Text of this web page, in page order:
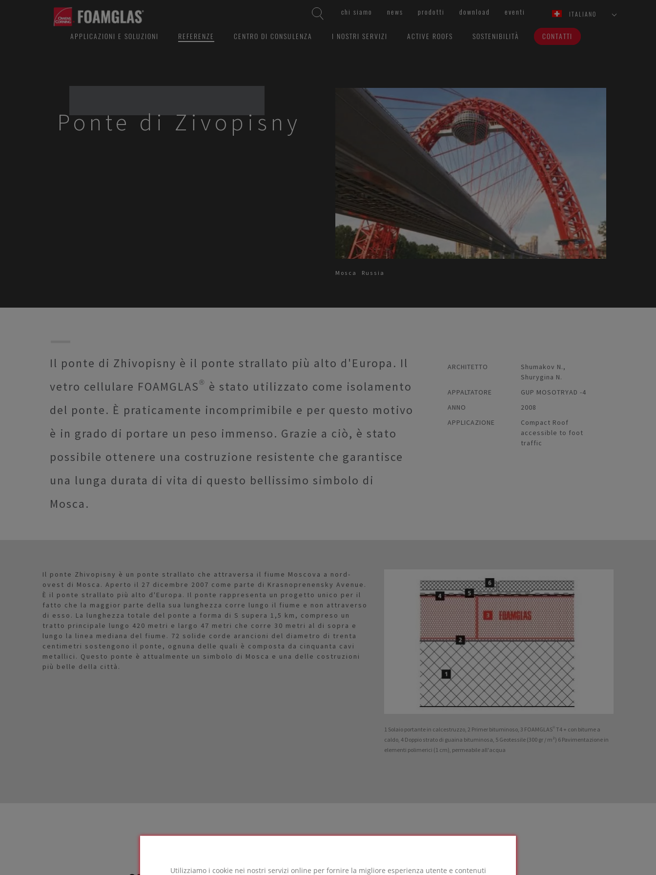
Utilizziamo i cookie nei nostri servizi online per fornire la migliore esperienza utente e contenuti
chi siamo news prodotti download eventi ITALIANO
APPLICAZIONI E SOLUZIONI REFERENZE CENTRO DI CONSULENZA I NOSTRI SERVIZI ACTIVE ROOFS SOSTENIBILITÀ CONTATTI
Ponte di Zivopisny
Mosca Russia
Il ponte di Zhivopisny è il ponte strallato più alto d'Europa. Il
vetro cellulare FOAMGLAS® è stato utilizzato come isolamento
del ponte. È praticamente incomprimibile e per questo motivo
è in grado di portare un peso immenso. Grazie a ciò, è stato
possibile ottenere una costruzione resistente che garantisce
una lunga durata di vita di questo bellissimo simbolo di
Mosca.
ARCHITETTO
Shumakov N.,
Shurygina N.
APPALTATORE
GUP MOSOTRYAD -4
ANNO
2008
APPLICAZIONE
Compact Roof
accessible to foot
traffic
Il ponte Zhivopisny è un ponte strallato che attraversa il fiume Moscova a nord-
ovest di Mosca. Aperto il 27 dicembre 2007 come parte di Krasnoprenensky Avenue.
È il ponte strallato più alto d'Europa. Il ponte rappresenta un progetto unico per il
fatto che la maggior parte della sua lunghezza corre lungo il fiume e non attraverso
di esso. La lunghezza totale del ponte a forma di S supera 1,5 km, compreso un
tratto principale lungo 420 metri e largo 47 metri che corre 30 metri al di sopra e
lungo la linea mediana del fiume. 72 solide corde arancioni del diametro di trenta
centimetri sostengono il ponte, ognuna delle quali è composta da cinquanta cavi
metallici. Questo ponte è attualmente un simbolo di Mosca e una delle costruzioni
più belle della città.
1 Solaio portante in calcestruzzo, 2 Primer bituminoso, 3 FOAMGLAS® T4 + con bitume a
caldo, 4 Doppio strato di guaina bituminosa, 5 Geotessile (300 gr / m²) 6 Pavimentazione in
elementi polimerici (1 cm), permeabile all'acqua